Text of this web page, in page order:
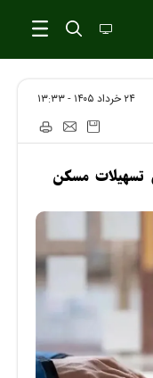
۲۴ خرداد ۱۴۰۵ - ۱۳:۳۳
تسهیلات مسکن